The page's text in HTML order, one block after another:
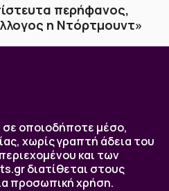
περήφανος,
η Ντόρτμουντ»
οποιοδήποτε μέσο,
χωρίς γραπτή άδεια του
και των
διατίθεται στους
προσωπική χρήση.